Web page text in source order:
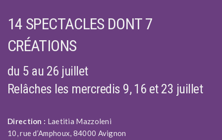
14 SPECTACLES DONT 7
CRÉATIONS
du 5 au 26 juillet
Relâches les mercredis 9, 16 et 23 juillet
Direction : Laetitia Mazzoleni
10, rue d’Amphoux, 84000 Avignon